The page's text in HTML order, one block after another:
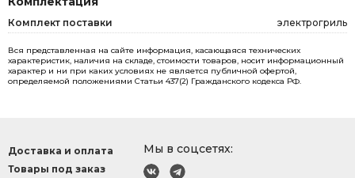
Комплект поставки электрогриль
Вся представленная на сайте информация, касающаяся технических
характеристик, наличия на складе, стоимости товаров, носит информационный
характер и ни при каких условиях не является публичной офертой,
определяемой положениями Статьи 437(2) Гражданского кодекса РФ.
Мы в соцсетях:
Доставка и оплата
Товары под заказ